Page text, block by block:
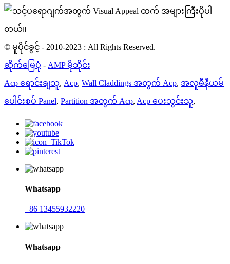
© မူပိုင်ခွင့် - 2010-2023 : All Rights Reserved.
ဆိုက်မြေပုံ - AMP မိုဘိုင်း
Acp ရောင်းချသူ, Acp, Wall Claddings အတွက် Acp, အလူမီနီယမ်
ပေါင်းစပ် Panel, Partition အတွက် Acp, Acp ပေးသွင်းသူ,
Whatsapp
+86 13455932220
Whatsapp